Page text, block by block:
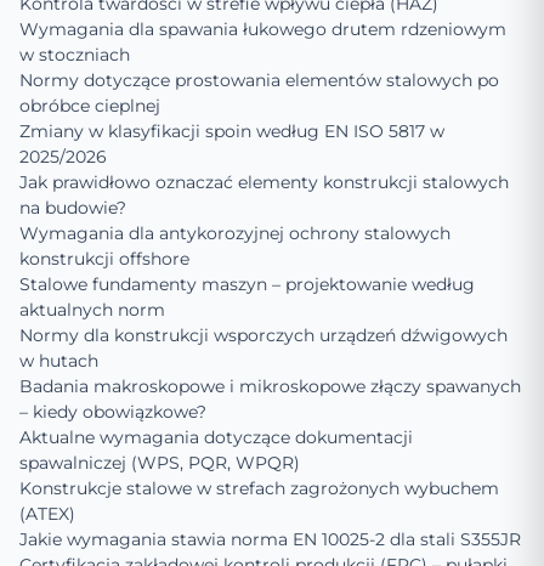
Wymagania dla spawania łukowego drutem rdzeniowym
w stoczniach
Normy dotyczące prostowania elementów stalowych po
obróbce cieplnej
Zmiany w klasyfikacji spoin według EN ISO 5817 w
2025/2026
Jak prawidłowo oznaczać elementy konstrukcji stalowych
na budowie?
Wymagania dla antykorozyjnej ochrony stalowych
konstrukcji offshore
Stalowe fundamenty maszyn – projektowanie według
aktualnych norm
Normy dla konstrukcji wsporczych urządzeń dźwigowych
w hutach
Badania makroskopowe i mikroskopowe złączy spawanych
– kiedy obowiązkowe?
Aktualne wymagania dotyczące dokumentacji
spawalniczej (WPS, PQR, WPQR)
Konstrukcje stalowe w strefach zagrożonych wybuchem
(ATEX)
Jakie wymagania stawia norma EN 10025-2 dla stali S355JR